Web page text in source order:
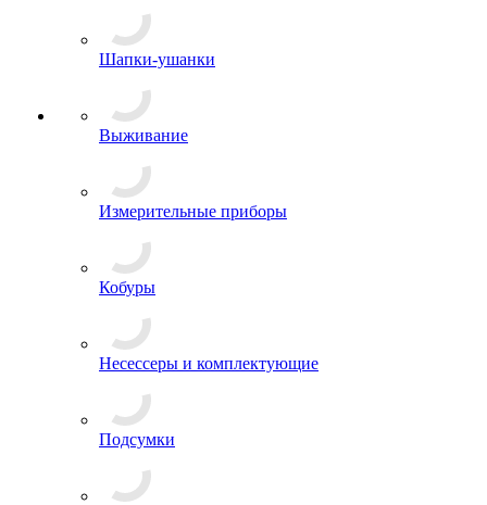
Шапки-ушанки
Выживание
Измерительные приборы
Кобуры
Несессеры и комплектующие
Подсумки